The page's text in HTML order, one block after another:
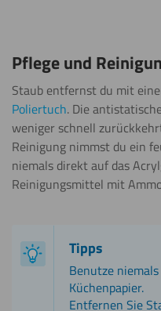
Pflege und
Staub entfernst du mit
Poliertuch. Die
weniger schnell
Reinigung nimmst du ein
niemals direkt auf das
Reinigungsmittel mit
Tipps
Benutze
Küchenpapier.
Entfernen Sie